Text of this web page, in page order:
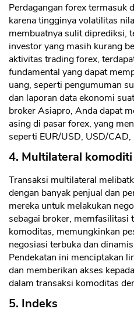
Perdagangan forex termasuk
karena tingginya volatilitas
membuatnya sulit diprediksi,
investor yang masih kurang
aktivitas trading forex,
fundamental yang dapat
uang, seperti pengumuman
dan laporan data ekonomi
broker Asiapro, Anda dapat
asing di pasar forex, yang
seperti EUR/USD, USD/CAD,
4. Multilateral komoditi
Transaksi multilateral
dengan banyak penjual dan
mereka untuk melakukan
sebagai broker, memfasilitasi
komoditas, memungkinkan
negosiasi terbuka dan
Pendekatan ini menciptakan
dan memberikan akses
dalam transaksi komoditas
5. Indeks